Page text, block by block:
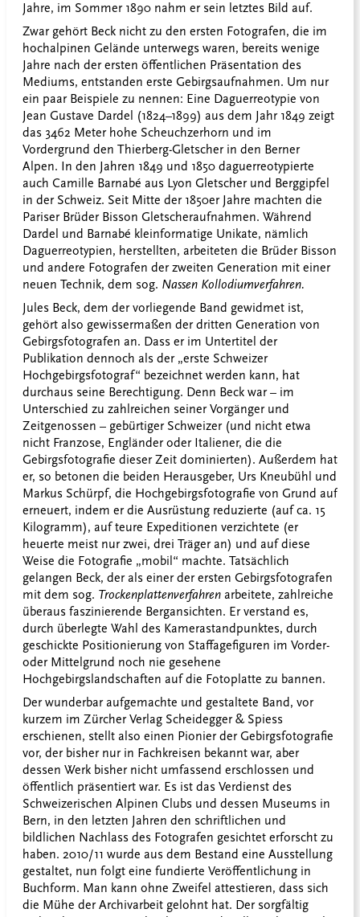
Jahre, im Sommer 1890 nahm er sein letztes Bild auf.
Zwar gehört Beck nicht zu den ersten Fotografen, die im
hochalpinen Gelände unterwegs waren, bereits wenige
Jahre nach der ersten öffentlichen Präsentation des
Mediums, entstanden erste Gebirgsaufnahmen. Um nur
ein paar Beispiele zu nennen: Eine Daguerreotypie von
Jean Gustave Dardel (1824–1899) aus dem Jahr 1849 zeigt
das 3462 Meter hohe Scheuchzerhorn und im
Vordergrund den Thierberg-Gletscher in den Berner
Alpen. In den Jahren 1849 und 1850 daguerreotypierte
auch Camille Barnabé aus Lyon Gletscher und Berggipfel
in der Schweiz. Seit Mitte der 1850er Jahre machten die
Pariser Brüder Bisson Gletscheraufnahmen. Während
Dardel und Barnabé kleinformatige Unikate, nämlich
Daguerreotypien, herstellten, arbeiteten die Brüder Bisson
und andere Fotografen der zweiten Generation mit einer
neuen Technik, dem sog. Nassen Kollodiumverfahren.
Jules Beck, dem der vorliegende Band gewidmet ist,
gehört also gewissermaßen der dritten Generation von
Gebirgsfotografen an. Dass er im Untertitel der
Publikation dennoch als der „erste Schweizer
Hochgebirgsfotograf“ bezeichnet werden kann, hat
durchaus seine Berechtigung. Denn Beck war – im
Unterschied zu zahlreichen seiner Vorgänger und
Zeitgenossen – gebürtiger Schweizer (und nicht etwa
nicht Franzose, Engländer oder Italiener, die die
Gebirgsfotografie dieser Zeit dominierten). Außerdem hat
er, so betonen die beiden Herausgeber, Urs Kneubühl und
Markus Schürpf, die Hochgebirgsfotografie von Grund auf
erneuert, indem er die Ausrüstung reduzierte (auf ca. 15
Kilogramm), auf teure Expeditionen verzichtete (er
heuerte meist nur zwei, drei Träger an) und auf diese
Weise die Fotografie „mobil“ machte. Tatsächlich
gelangen Beck, der als einer der ersten Gebirgsfotografen
mit dem sog. Trockenplattenverfahren arbeitete, zahlreiche
überaus faszinierende Bergansichten. Er verstand es,
durch überlegte Wahl des Kamerastandpunktes, durch
geschickte Positionierung von Staffagefiguren im Vorder-
oder Mittelgrund noch nie gesehene
Hochgebirgslandschaften auf die Fotoplatte zu bannen.
Der wunderbar aufgemachte und gestaltete Band, vor
kurzem im Zürcher Verlag Scheidegger & Spiess
erschienen, stellt also einen Pionier der Gebirgsfotografie
vor, der bisher nur in Fachkreisen bekannt war, aber
dessen Werk bisher nicht umfassend erschlossen und
öffentlich präsentiert war. Es ist das Verdienst des
Schweizerischen Alpinen Clubs und dessen Museums in
Bern, in den letzten Jahren den schriftlichen und
bildlichen Nachlass des Fotografen gesichtet erforscht zu
haben. 2010/11 wurde aus dem Bestand eine Ausstellung
gestaltet, nun folgt eine fundierte Veröffentlichung in
Buchform. Man kann ohne Zweifel attestieren, dass sich
die Mühe der Archivarbeit gelohnt hat. Der sorgfältig